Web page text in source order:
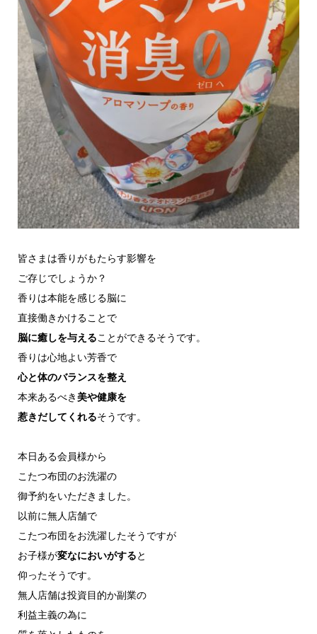
皆さまは香りがもたらす影響を
ご存じでしょうか？
香りは本能を感じる脳に
直接働きかけることで
脳に癒しを与えることができるそうです。
香りは心地よい芳香で
心と体のバランスを整え
本来あるべき美や健康を
惹きだしてくれるそうです。
本日ある会員様から
こたつ布団のお洗濯の
御予約をいただきました。
以前に無人店舗で
こたつ布団をお洗濯したそうですが
お子様が変なにおいがすると
仰ったそうです。
無人店舗は投資目的か副業の
利益主義の為に